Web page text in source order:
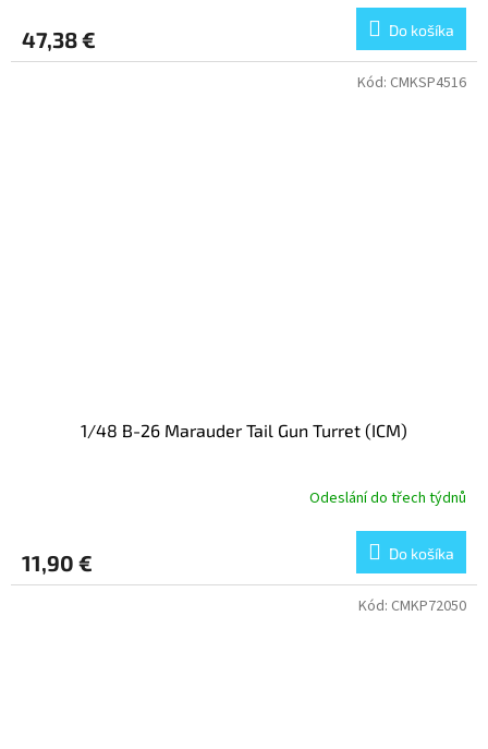
47,38 € Do košíka
1/48 B-26 Marauder Tail Gun Turret (ICM)
Odeslání do třech týdnů
11,90 € Do košíka
Kód: CMKSP4516
Kód: CMKP72050